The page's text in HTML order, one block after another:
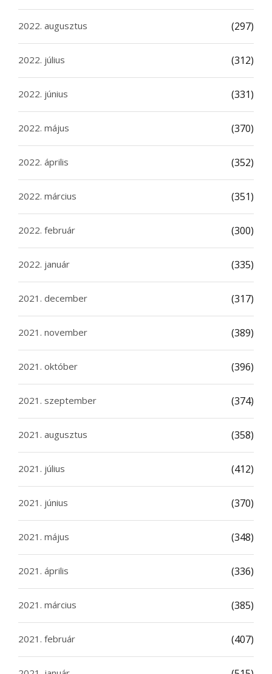
2022. augusztus (297)
2022. július (312)
2022. június (331)
2022. május (370)
2022. április (352)
2022. március (351)
2022. február (300)
2022. január (335)
2021. december (317)
2021. november (389)
2021. október (396)
2021. szeptember (374)
2021. augusztus (358)
2021. július (412)
2021. június (370)
2021. május (348)
2021. április (336)
2021. március (385)
2021. február (407)